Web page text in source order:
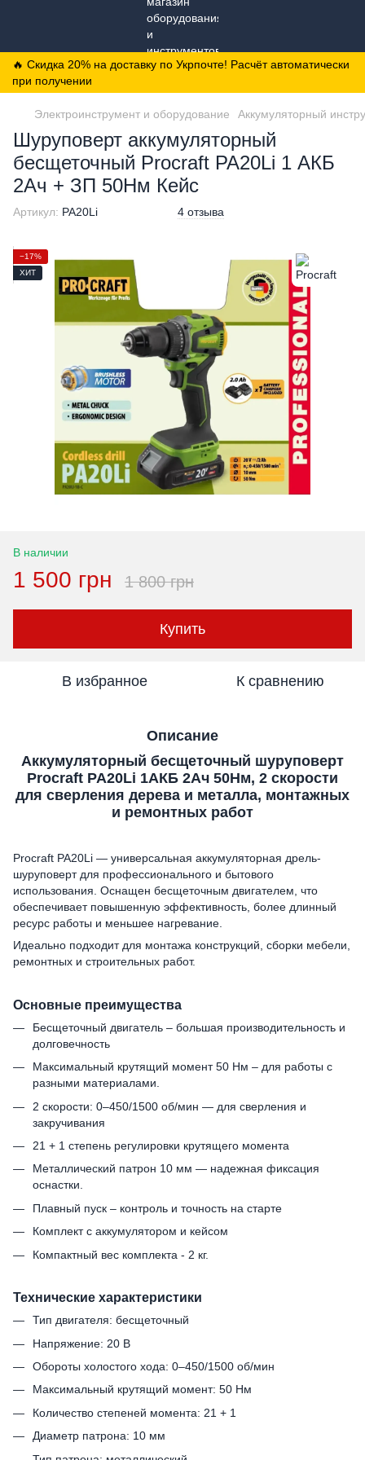
🔥 Скидка 20% на доставку по Укрпочте! Расчёт автоматически
при получении
Электроинструмент и оборудование Аккумуляторный
Шуруповерт аккумуляторный
бесщеточный Procraft PA20Li 1 АКБ
2Ач + ЗП 50Нм Кейс
Артикул: PA20Li 4 отзыва
−17%
ХИТ
В наличии
1 500 грн 1 800 грн
Купить
В избранное К сравнению
Описание
Аккумуляторный бесщеточный шуруповерт
Procraft PA20Li 1АКБ 2Ач 50Нм, 2 скорости
для сверления дерева и металла, монтажных
и ремонтных работ
Procraft PA20Li — универсальная аккумуляторная дрель-
шуруповерт для профессионального и бытового
использования. Оснащен бесщеточным двигателем, что
обеспечивает повышенную эффективность, более длинный
ресурс работы и меньшее нагревание.
Идеально подходит для монтажа конструкций, сборки мебели,
ремонтных и строительных работ.
Основные преимущества
Бесщеточный двигатель – большая производительность и
долговечность
Максимальный крутящий момент 50 Нм – для работы с
разными материалами.
2 скорости: 0–450/1500 об/мин — для сверления и
закручивания
21 + 1 степень регулировки крутящего момента
Металлический патрон 10 мм — надежная фиксация
оснастки.
Плавный пуск – контроль и точность на старте
Комплект с аккумулятором и кейсом
Компактный вес комплекта - 2 кг.
Технические характеристики
Тип двигателя: бесщеточный
Напряжение: 20 В
Обороты холостого хода: 0–450/1500 об/мин
Максимальный крутящий момент: 50 Нм
Количество степеней момента: 21 + 1
Диаметр патрона: 10 мм